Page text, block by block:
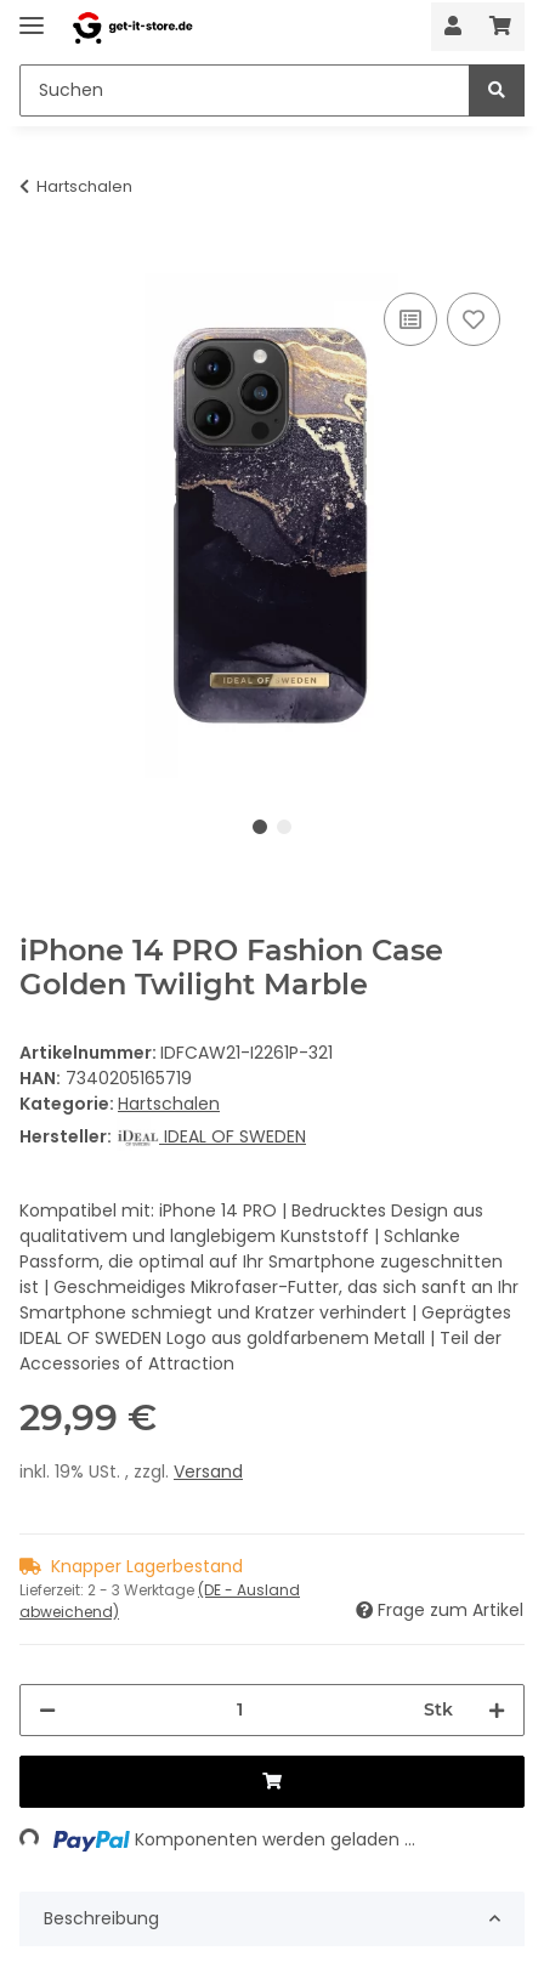
Hartschalen
iPhone 14 PRO Fashion Case
Golden Twilight Marble
Artikelnummer: IDFCAW21-I2261P-321
HAN: 7340205165719
Kategorie: Hartschalen
Hersteller:
IDEAL OF SWEDEN
Kompatibel mit: iPhone 14 PRO | Bedrucktes Design aus
qualitativem und langlebigem Kunststoff | Schlanke
Passform, die optimal auf Ihr Smartphone zugeschnitten
ist | Geschmeidiges Mikrofaser-Futter, das sich sanft an Ihr
Smartphone schmiegt und Kratzer verhindert | Geprägtes
IDEAL OF SWEDEN Logo aus goldfarbenem Metall | Teil der
Accessories of Attraction
29,99 €
inkl. 19% USt. , zzgl. Versand
Knapper Lagerbestand
Lieferzeit: 2 - 3 Werktage (DE - Ausland
abweichend)
Frage zum Artikel
Stk
Komponenten werden geladen ...
Beschreibung